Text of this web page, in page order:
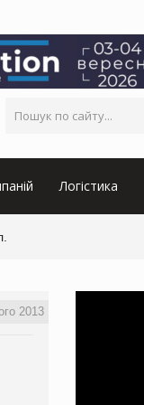
Логістика
2013